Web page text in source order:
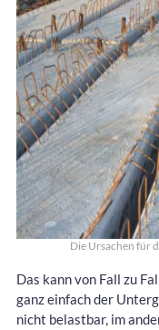
Die Ursachen für
Das kann von Fall zu
ganz einfach der
nicht belastbar, im